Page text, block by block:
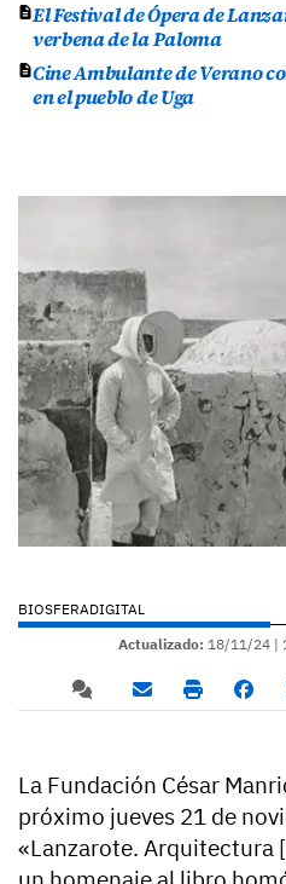
El Festival de Ópera de
verbena de la Paloma
Cine Ambulante de Verano
en el pueblo de Uga
BIOSFERADIGITAL
Actualizado: 18/11/24 |
La Fundación César
próximo jueves 21 de
«Lanzarote. Arquitectura